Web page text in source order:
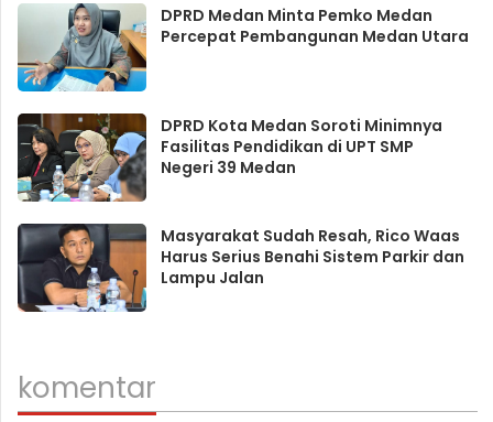
DPRD Medan Minta Pemko Medan
Percepat Pembangunan Medan Utara
DPRD Kota Medan Soroti Minimnya
Fasilitas Pendidikan di UPT SMP
Negeri 39 Medan
Masyarakat Sudah Resah, Rico Waas
Harus Serius Benahi Sistem Parkir dan
Lampu Jalan
komentar